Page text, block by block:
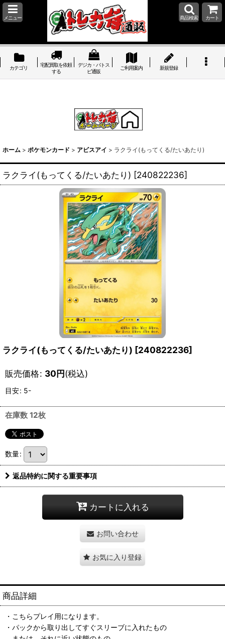
メニュー 商品検索 カート
カテゴリ
宅配買取を依頼
する
デジカ・バトス
ピ通販
ご利用案内 新規登録
ホーム > ポケモンカード > アビスアイ > ラクライ(もってくる/たいあたり)
ラクライ(もってくる/たいあたり) [240822236]
ラクライ(もってくる/たいあたり) [240822236]
販売価格: 30円(税込)
目安: 5-
在庫数 12枚
数量:
返品特約に関する重要事項
カートに入れる
お問い合わせ
お気に入り登録
商品詳細
・こちらプレイ用になります。
・パックから取り出してすぐスリーブに入れたもの